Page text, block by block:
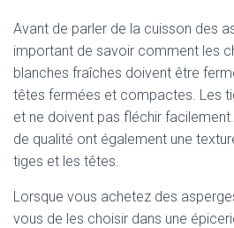
Avant de parler de la cuisson des
important de savoir comment les
blanches fraîches doivent être
têtes fermées et compactes. Les
et ne doivent pas fléchir
de qualité ont également une
tiges et les têtes.
Lorsque vous achetez des
vous de les choisir dans une